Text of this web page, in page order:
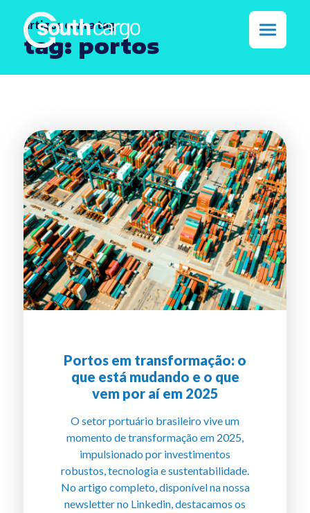
artigos com a tag
tag: portos
Aéreo
Logistíca
Marítimo
Todos
Portos em transformação: o
que está mudando e o que
vem por aí em 2025
O setor portuário brasileiro vive um
momento de transformação em 2025,
impulsionado por investimentos
robustos, tecnologia e sustentabilidade.
No artigo completo, disponível na nossa
newsletter no Linkedin, destacamos os